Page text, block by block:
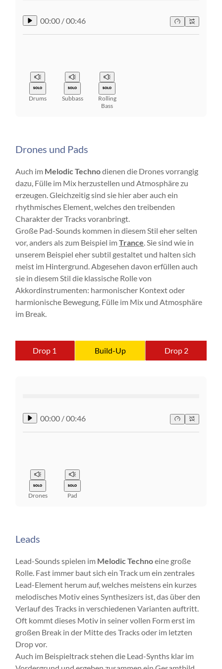
00:00 /00:46
Drums Subbass
Rolling
Bass
Drones und Pads
Auch im Melodic Technodienen die Drones vorrangig
dazu, Fülle im Mix herzustellen und Atmosphäre zu
erzeugen. Gleichzeitig sind sie hier aber auch ein
rhythmisches Element, welches den treibenden
Charakter der Tracks voranbringt.
Große Pad-Sounds kommen in diesem Stil eher selten
vor, anders als zum Beispiel imTrance. Sie sind wie in
unserem Beispiel eher subtil gestaltet und halten sich
meist im Hintergrund. Abgesehen davon erfüllen auch
sie in diesem Stil die klassische Rolle von
Akkordinstrumenten: harmonischer Kontext oder
harmionische Bewegung, Fülle im Mix und Atmosphäre
im Break.
Drop 1 Build-Up Drop 2
00:00 /00:46
Drones Pad
Leads
Lead-Sounds spielen im Melodic Technoeine große
Rolle. Fast immer baut sich ein Track um ein zentrales
Lead-Element herum auf, welches meistens ein kurzes
melodisches Motiv eines Synthesizers ist, das über den
Verlauf des Tracks in verschiedenen Varianten auftritt.
Oft kommt dieses Motiv in seiner vollen Form erst im
großen Break in der Mitte des Tracks oder im letzten
Drop vor.
Auch im Beispieltrack stehen die Lead-Synths klar im